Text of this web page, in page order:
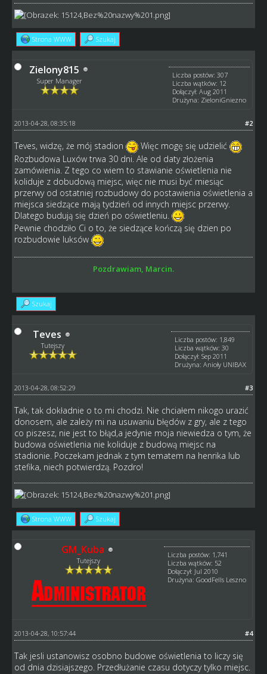
Strona WWW Szukaj
Zielony815
Super Manager
Liczba postów: 307
Liczba wątków: 12
Dołączył: Aug 2011
Drużyna: ZieloniGniezno
#2
2013-04-28, 08:35:18
Teves, widzę, że mój stadion
Więc mogę się udzielić
Rozbudowa Luxów trwa 30 dni. Ale od daty złożenia
zamówienia. Z tego co wiem to stawianie oświetlenia nie
koliduje z dobudową miejsc, więc nie musi być miesiąc
przerwy od ostatniej rozbudowy do postawienia oświetlenia a
miejsca siedzące mają tydzień od innych miejsc przerwy.
Dlatego budują się dzień po oświetleniu.
Pewnie chodziło Ci o to, że siedzące kończą się dzien po
rozbudowie luksów
Pozdrawiam, Marcin.
Szukaj
Teves
Tutejszy
Liczba postów: 1,849
Liczba wątków: 30
Dołączył: Sep 2011
Drużyna: Anioły UNIBAX
#3
2013-04-28, 08:52:29
Tak, tak dokładnie o to mi chodzi. Nie chciałem nikogo urazić
donosem, ale zależy mi na usuwaniu błędów z gry, ale z tego
co piszesz, nie jest to błąd,a jedynie moja niewiedza o tym, że
budowa oświetlenia nie koliduje z budową miejsc na
stadionie. Poczekam jednak z tym tematem na henrika lub
stefika, niech potwierdzą. Pozdro!
Strona WWW Szukaj
GM_Kuba
Tutejszy
Liczba postów: 1,741
Liczba wątków: 52
Dołączył: Jul 2010
Drużyna: GoodFells Leszno
#4
2013-04-28, 10:57:44
Tak jesli ustanowisz osobno budowe oświetlenia to liczy się
od dnia dzisiajszego. Przedłużanie czasu dotyczy tylko miejsc.